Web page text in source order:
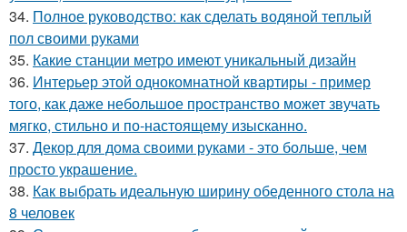
34. Полное руководство: как сделать водяной теплый
пол своими руками
35. Какие станции метро имеют уникальный дизайн
36. Интерьер этой однокомнатной квартиры - пример
того, как даже небольшое пространство может звучать
мягко, стильно и по-настоящему изысканно.
37. Декор для дома своими руками - это больше, чем
просто украшение.
38. Как выбрать идеальную ширину обеденного стола на
8 человек